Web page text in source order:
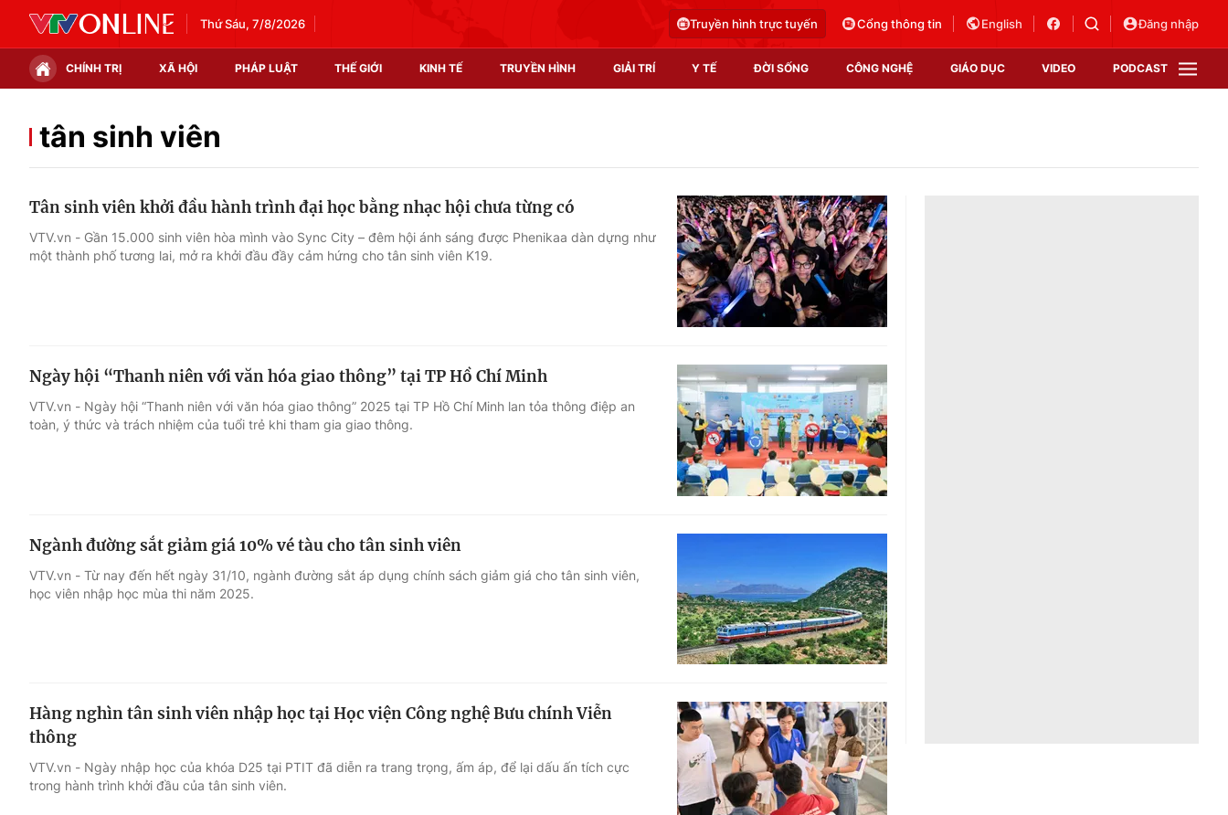
Thứ Sáu, 7/8/2026 Truyền hình trực tuyến Cổng thông tin English Đăng nhập
CHÍNH TRỊ XÃ HỘI PHÁP LUẬT THẾ GIỚI KINH TẾ TRUYỀN HÌNH GIẢI TRÍ Y TẾ ĐỜI SỐNG CÔNG NGHỆ GIÁO DỤC VIDEO PODCAST
Chính trị
Thế giới đó đây
Thị trường
Hậu trường
Video
Shorts video
Podcast
EMagazine
Photo
Infographic
Góc ảnh
Điện ảnh
Âm nhạc
Sao
Du lịch
Làm đẹp
Học trực tuyến
Công nghệ
Hitech Công nghệ tương lai
Thị trường
Tư vấn
VTV Sức khoẻ
tân sinh viên
Tân sinh viên khởi đầu hành trình đại học bằng nhạc hội chưa từng có
VTV.vn - Gần 15.000 sinh viên hòa mình vào Sync City – đêm hội ánh sáng được Phenikaa dàn dựng như
một thành phố tương lai, mở ra khởi đầu đầy cảm hứng cho tân sinh viên K19.
Ngày hội “Thanh niên với văn hóa giao thông” tại TP Hồ Chí Minh
VTV.vn - Ngày hội “Thanh niên với văn hóa giao thông” 2025 tại TP Hồ Chí Minh lan tỏa thông điệp an
toàn, ý thức và trách nhiệm của tuổi trẻ khi tham gia giao thông.
Ngành đường sắt giảm giá 10% vé tàu cho tân sinh viên
VTV.vn - Từ nay đến hết ngày 31/10, ngành đường sắt áp dụng chính sách giảm giá cho tân sinh viên,
học viên nhập học mùa thi năm 2025.
Hàng nghìn tân sinh viên nhập học tại Học viện Công nghệ Bưu chính Viễn
thông
VTV.vn - Ngày nhập học của khóa D25 tại PTIT đã diễn ra trang trọng, ấm áp, để lại dấu ấn tích cực
trong hành trình khởi đầu của tân sinh viên.